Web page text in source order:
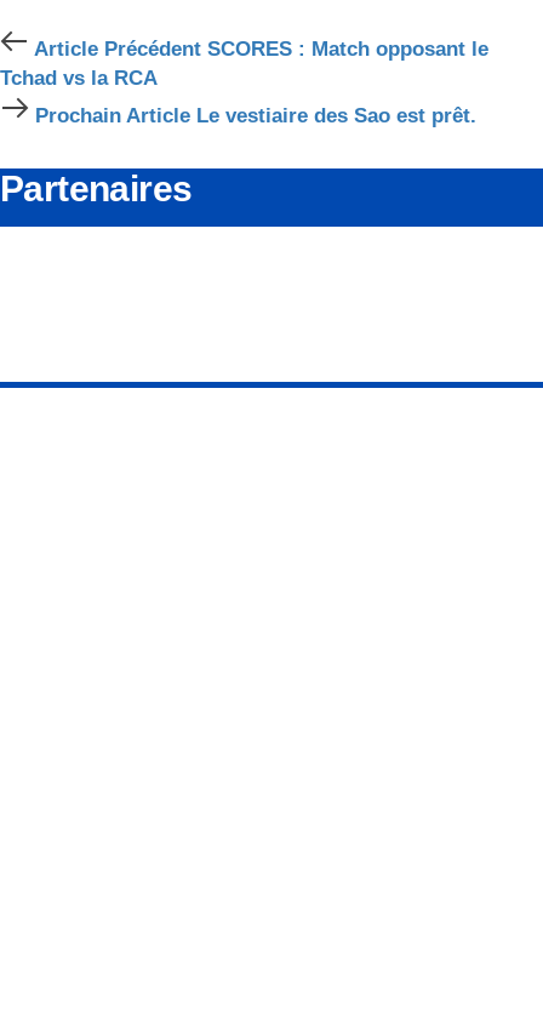
Article
Précédent
Article Précédent SCORES : Match opposant le
Tchad vs la RCA
Prochain
Prochain Article Le vestiaire des Sao est prêt.
Partenaires